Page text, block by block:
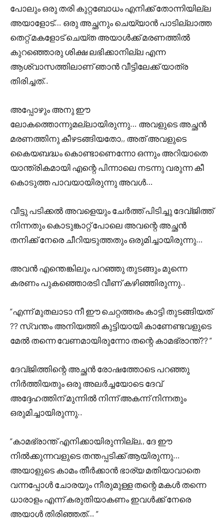
പോലും ഒരു തരി കുറ്റബോധം എനിക്ക് തോന്നിയില്ല
അയാളോട്… ഒരു അച്ഛനും ചെയ്യാൻ പാടില്ലാത്ത
തെറ്റ് മകളോട് ചെയ്ത അയാൾക്ക്‌ മരണത്തിൽ
കുറഞ്ഞൊരു ശിക്ഷ ലഭിക്കാനില്ല എന്ന
ആശ്വാസത്തിലാണ് ഞാൻ വീട്ടിലേക്ക് യാത്ര
തിരിച്ചത്..
അപ്പോഴും അനു ഈ
ലോകത്തൊന്നുമല്ലായിരുന്നു… അവളുടെ അച്ഛൻ
മരണത്തിനു കീഴടങ്ങിയതോ,, അത് അവളുടെ
കൈയബദ്ധം കൊണ്ടാണെന്നോ ഒന്നും അറിയാതെ
യാന്ത്രികമായി എന്റെ പിന്നാലെ നടന്നു വരുന്ന കീ
കൊടുത്ത പാവയായിരുന്നു അവൾ…
വീട്ടു പടിക്കൽ അവളെയും ചേർത്ത് പിടിച്ചു ദേവ്ജിത്ത്‌
നിന്നതും കൊടുങ്കാറ്റ് പോലെ അവന്റെ അച്ഛൻ
തനിക്ക് നേരെ ചീറിയടുത്തതും ഒരുമിച്ചായിരുന്നു…
അവൻ എന്തെങ്കിലും പറഞ്ഞു തുടങ്ങും മുന്നെ
കരണം പുകഞ്ഞൊരടി വീണ് കഴിഞ്ഞിരുന്നു..
“എന്ന് മുതലാടാ നീ ഈ ചെറ്റത്തരം കാട്ടി തുടങ്ങിയത്
?? സ്വന്തം അനിയത്തി കുട്ടിയായി കാണേണ്ടവളുടെ
മേൽ തന്നെ വേണമായിരുന്നോ തന്റെ കാമഭ്രാന്ത്?? “
ദേവ്ജിത്തിന്റെ അച്ഛൻ രോഷത്തോടെ പറഞ്ഞു
നിർത്തിയതും ഒരു അലർച്ചയോടെ ദേവ്
അദ്ദേഹത്തിന് മുന്നിൽ നിന്ന് അകന്ന് നിന്നതും
ഒരുമിച്ചായിരുന്നു..
“കാമഭ്രാന്ത് എനിക്കായിരുന്നില്ല,, ദേ ഈ
നിൽക്കുന്നവളുടെ തന്തപ്പടിക്ക് ആയിരുന്നു…
അയാളുടെ കാമം തീർക്കാൻ ഭാര്യ മതിയാവാതെ
വന്നപ്പോൾ ചോരയും നീരുമുള്ള തന്റെ മകൾ തന്നെ
ധാരാളം എന്ന് കരുതിയാകണം ഇവൾക്ക് നേരെ
അയാൾ തിരിഞ്ഞത്… “